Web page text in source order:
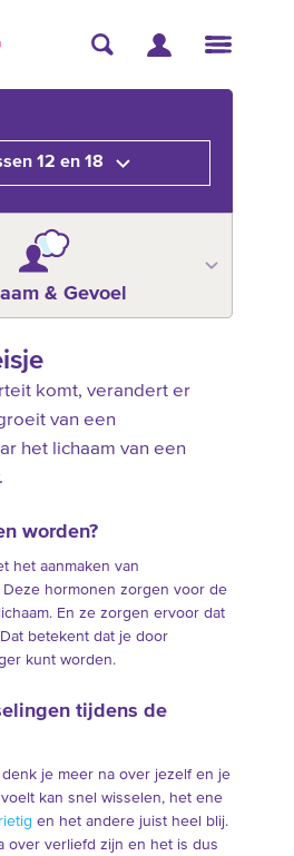
12 en 18
& Gevoel
komt, verandert er
van een
het lichaam van een
worden?
het aanmaken van
hormonen zorgen voor de
En ze zorgen ervoor dat
betekent dat je door
kunt worden.
tijdens de
je meer na over jezelf en je
kan snel wisselen, het ene
en het andere juist heel blij.
over verliefd zijn en het is dus